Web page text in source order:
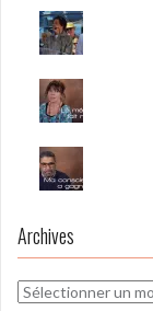
Archives
Archives